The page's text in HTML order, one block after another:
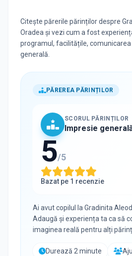
Citește părerile părinților despre
Oradea și vezi cum a fost
programul, facilitățile,
generală.
PĂREREA PĂRINȚILOR
SCORUL PĂRINȚILOR
Impresie
5/5
Bazat pe 1 recenzie
Ai avut copilul laGradinita
Adaugă și experiența ta ca să
imaginea reală pentru alți
Durează 2 minute